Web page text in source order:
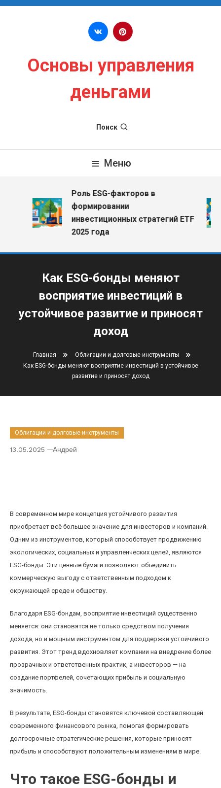
Перейти к содержимому
Основы управления
деньгами
Поиск
Меню
Роль ESG-факторов в
формировании
инвестиционных стратегий ETF
2025 года
Как ESG-бонды меняют
восприятие инвестиций в
устойчивое развитие и приносят
доход
Главная
Облигации и долговые инструменты
Как ESG-бонды меняют восприятие инвестиций в устойчивое
развитие и приносят доход
Облигации и долговые инструменты
13.05.2025 Андрей
В современном мире концепция устойчивого развития
приобретает всё большее значение для инвесторов и компаний.
Одним из инструментов, который способствует продвижению
экологических, социальных и управленческих целей, являются
ESG-бонды. Эти ценные бумаги позволяют объединить
коммерческую выгоду с ответственным подходом к
окружающей среде и обществу.
Благодаря ESG-бондам, восприятие инвестиций существенно
меняется: они становятся не только средством получения
дохода, но и мощным инструментом для поддержки устойчивого
развития. Этот тренд вдохновляет компании на внедрение более
прозрачных и ответственных практик, а инвесторов — на
создание портфелей, сочетающих прибыль и социальную
значимость.
В результате, ESG-бонды становятся ключевой составляющей
современного финансового рынка, помогая формировать
долгосрочные стратегические решения, которые приносят
прибыль и способствуют положительным изменениям в мире.
Что такое ESG-бонды и